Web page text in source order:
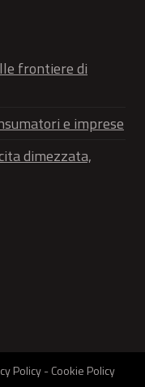
frontiere di
e imprese
dimezzata,
Policy-Cookie Policy